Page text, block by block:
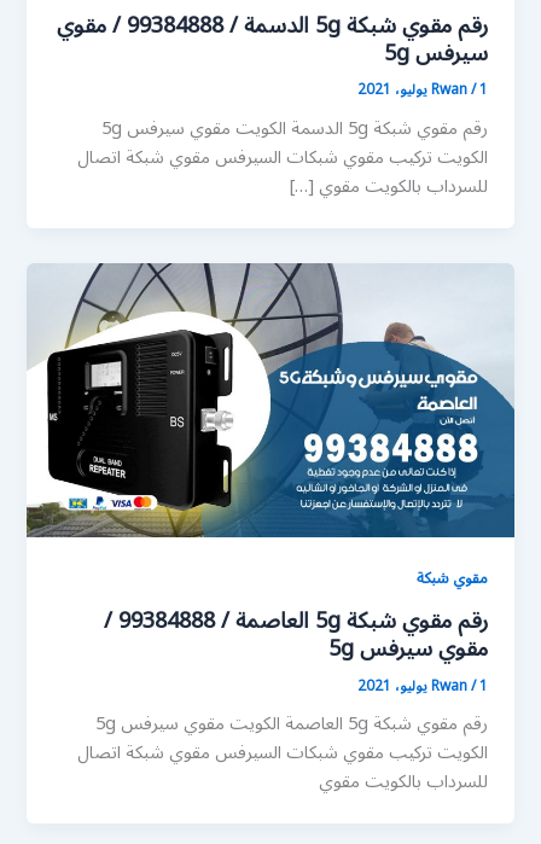
رقم مقوي شبكة 5g الدسمة / 99384888 / مقوي
سيرفس 5g
Rwan/1 يوليو، 2021
رقم مقوي شبكة 5g الدسمة الكويت مقوي سيرفس 5g
الكويت تركيب مقوي شبكات السيرفس مقوي شبكة اتصال
للسرداب بالكويت مقوي […]
مقوي شبكة
رقم مقوي شبكة 5g العاصمة / 99384888 /
مقوي سيرفس 5g
Rwan/1 يوليو، 2021
رقم مقوي شبكة 5g العاصمة الكويت مقوي سيرفس 5g
الكويت تركيب مقوي شبكات السيرفس مقوي شبكة اتصال
للسرداب بالكويت مقوي